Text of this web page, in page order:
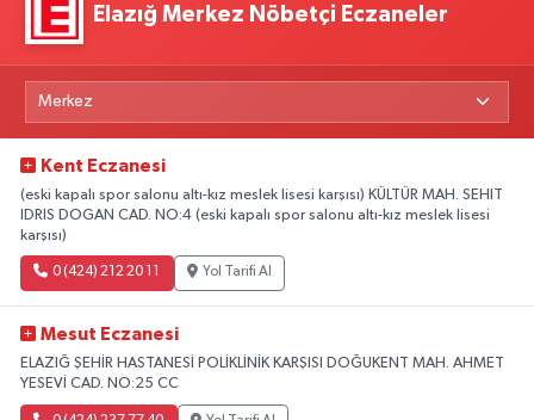
Elazığ Merkez Nöbetçi Eczaneler
Kent Eczanesi
(eski kapalı spor salonu altı-kız meslek lisesi karşısı) KÜLTÜR MAH. SEHIT
IDRIS DOGAN CAD. NO:4 (eski kapalı spor salonu altı-kız meslek lisesi
karşısı)
0 (424) 212 20 11 Yol Tarifi Al
Mesut Eczanesi
ELAZIĞ ŞEHİR HASTANESİ POLİKLİNİK KARŞISI DOĞUKENT MAH. AHMET
YESEVİ CAD. NO:25 CC